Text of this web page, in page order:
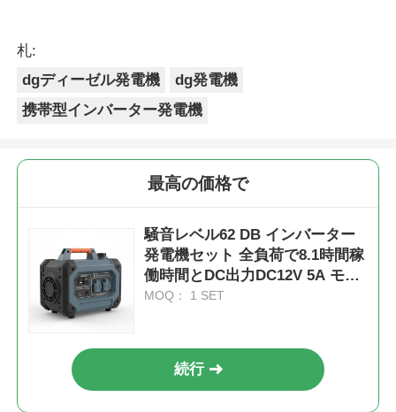
札:
dgディーゼル発電機
dg発電機
携帯型インバーター発電機
最高の価格で
騒音レベル62 DB インバーター
発電機セット 全負荷で8.1時間稼
働時間とDC出力DC12V 5A モバ
イルアプリケーション用電源
MOQ： 1 SET
続行